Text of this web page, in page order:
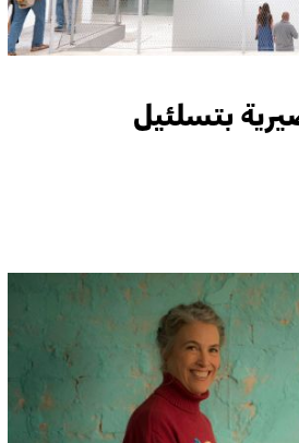
بتسلئيل